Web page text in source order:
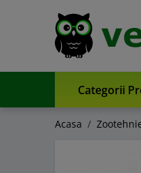
Categorii
Acasa